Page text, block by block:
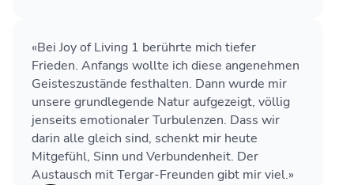
«Bei Joy of Living 1 berührte mich tiefer
Frieden. Anfangs wollte ich diese angenehmen
Geisteszustände festhalten. Dann wurde mir
unsere grundlegende Natur aufgezeigt, völlig
jenseits emotionaler Turbulenzen. Dass wir
darin alle gleich sind, schenkt mir heute
Mitgefühl, Sinn und Verbundenheit. Der
Austausch mit Tergar-Freunden gibt mir viel.»